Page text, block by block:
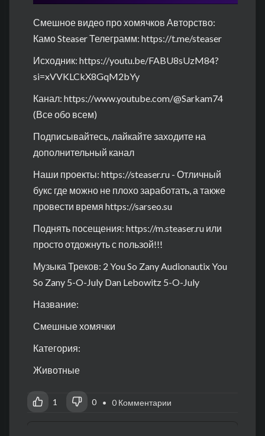
Смешное видео про хомячков Авторство:
Камо Steaser Телеграмм: https://t.me/steaser
Исходник: https://youtu.be/FABU8sUzM84?
si=xVVKLCkX8GqM2bYy
Канал: https://www.youtube.com/@Sarkam74
(Все обо всем)
Подписывайтесь, лайкайте заходите на
дополнительный канал
Наши проекты: https://steaser.ru - Отличный
букс где можно не плохо заработать, а также
провести время https://sarseo.su
Поднять посещения: https://m.steaser.ru или
просто отдожнуть с пользой!!!
Музыка Треков: 2 You So Zany Audionautix You
So Zany 5-O-July Dan Lebowitz 5-O-July
Название:
Смешные хомячки
Категория:
Животные
1 0 • 0 Комментарии